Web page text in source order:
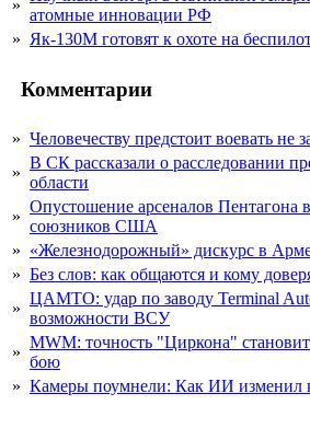
»
атомные инновации РФ
» Як-130М готовят к охоте на
Комментарии
» Человечеству предстоит воевать не
»
В СК рассказали о расследовании
области
»
Опустошение арсеналов Пентагона
союзников США
» «Железнодорожный» дискурс в
» Без слов: как общаются и кому
»
ЦАМТО: удар по заводу Terminal
возможности ВСУ
»
MWM: точность "Циркона"
бою
» Камеры поумнели: Как ИИ изменил